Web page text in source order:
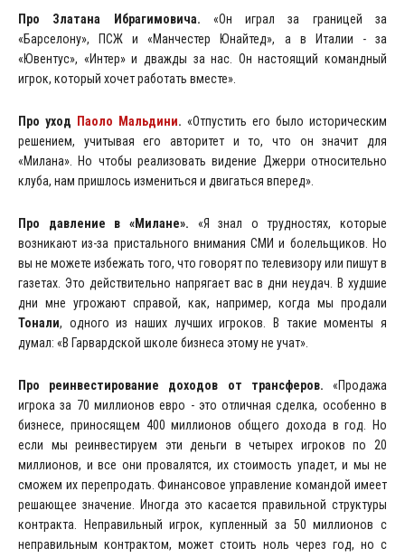
Про Златана Ибрагимовича. «Он играл за границей за
«Барселону», ПСЖ и «Манчестер Юнайтед», а в Италии - за
«Ювентус», «Интер» и дважды за нас. Он настоящий командный
игрок, который хочет работать вместе».
Про уход Паоло Мальдини. «Отпустить его было историческим
решением, учитывая его авторитет и то, что он значит для
«Милана». Но чтобы реализовать видение Джерри относительно
клуба, нам пришлось измениться и двигаться вперед».
Про давление в «Милане». «Я знал о трудностях, которые
возникают из-за пристального внимания СМИ и болельщиков. Но
вы не можете избежать того, что говорят по телевизору или пишут в
газетах. Это действительно напрягает вас в дни неудач. В худшие
дни мне угрожают справой, как, например, когда мы продали
Тонали, одного из наших лучших игроков. В такие моменты я
думал: «В Гарвардской школе бизнеса этому не учат».
Про реинвестирование доходов от трансферов. «Продажа
игрока за 70 миллионов евро - это отличная сделка, особенно в
бизнесе, приносящем 400 миллионов общего дохода в год. Но
если мы реинвестируем эти деньги в четырех игроков по 20
миллионов, и все они провалятся, их стоимость упадет, и мы не
сможем их перепродать. Финансовое управление командой имеет
решающее значение. Иногда это касается правильной структуры
контракта. Неправильный игрок, купленный за 50 миллионов с
неправильным контрактом, может стоить ноль через год, но с